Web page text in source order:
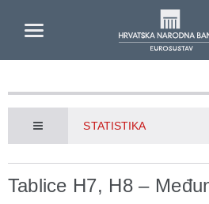
STATISTIKA
Tablice H7, H8 –